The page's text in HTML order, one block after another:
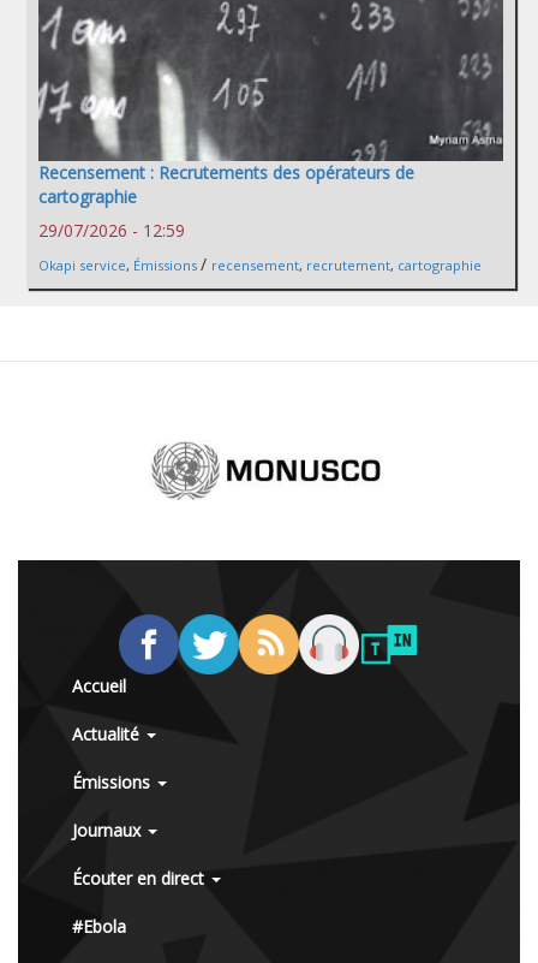
Recensement : Recrutements des opérateurs de
cartographie
29/07/2026 - 12:59
Okapi service, Émissions / recensement, recrutement, cartographie
Accueil
Actualité
Émissions
Journaux
Écouter en direct
#Ebola